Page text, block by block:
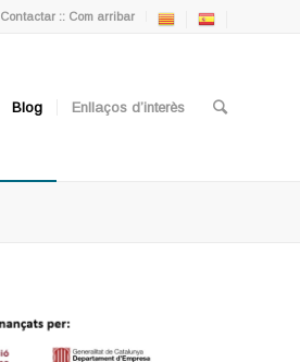
Contactar :: Com arribar
Blog Enllaços d’interès